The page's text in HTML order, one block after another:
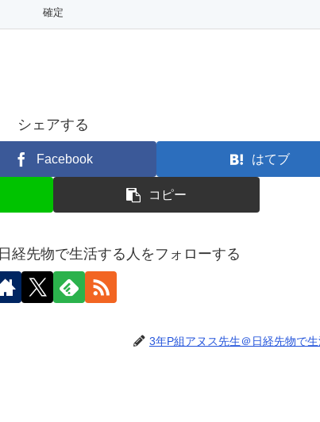
シェアする
Facebook はてブ
コピー
経先物で生活する人をフォローする
3年P組アヌス先生＠日経先物で生